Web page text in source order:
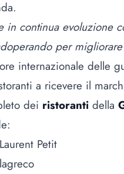
in continua evoluzione
per
internazionale delle
a ricevere il
dei ristoranti della
Petit